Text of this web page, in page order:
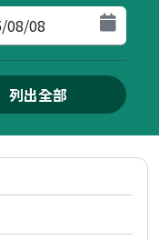
列出全部